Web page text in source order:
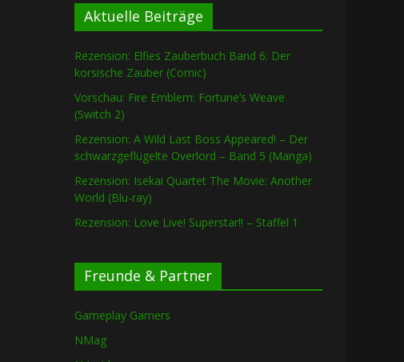
Aktuelle Beiträge
Rezension: Elfies Zauberbuch Band 6: Der
korsische Zauber (Comic)
Vorschau: Fire Emblem: Fortune’s Weave
(Switch 2)
Rezension: A Wild Last Boss Appeared! – Der
schwarzgeflügelte Overlord – Band 5 (Manga)
Rezension: Isekai Quartet The Movie: Another
World (Blu-ray)
Rezension: Love Live! Superstar!! – Staffel 1
Freunde & Partner
Gameplay Gamers
NMag